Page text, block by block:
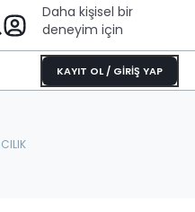
Daha kişisel bir
deneyim için
KAYIT OL / GİRİŞ YAP